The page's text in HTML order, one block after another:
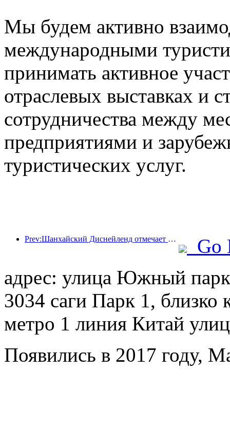
Мы будем активно
международными
принимать активное
отраслевых выставках и
сотрудничества между
предприятиями и
туристических услуг.
Prev:Шанхайский Диснейленд отмечает свою 10-летнюю годовщину, приняв на сегодняшний день более 100 миллионов посетителей.
Go
адрес: улица Южный
3034 саги Парк 1,
метро 1 линия Китай
Появились в 2017 году,